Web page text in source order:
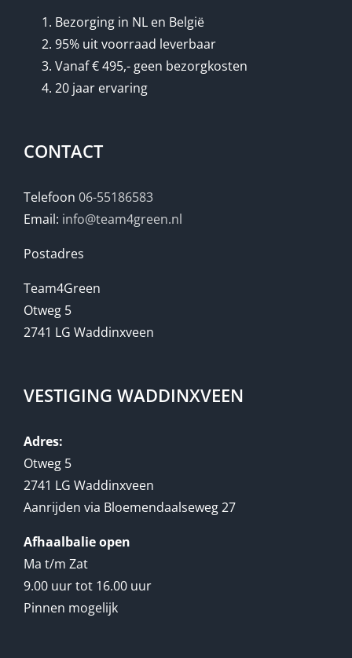
Bezorging in NL en België
95% uit voorraad leverbaar
Vanaf € 495,- geen bezorgkosten
20 jaar ervaring
CONTACT
Telefoon 06-55186583
Email: info@team4green.nl
Postadres
Team4Green
Otweg 5
2741 LG Waddinxveen
VESTIGING WADDINXVEEN
Adres:
Otweg 5
2741 LG Waddinxveen
Aanrijden via Bloemendaalseweg 27
Afhaalbalie open
Ma t/m Zat
9.00 uur tot 16.00 uur
Pinnen mogelijk